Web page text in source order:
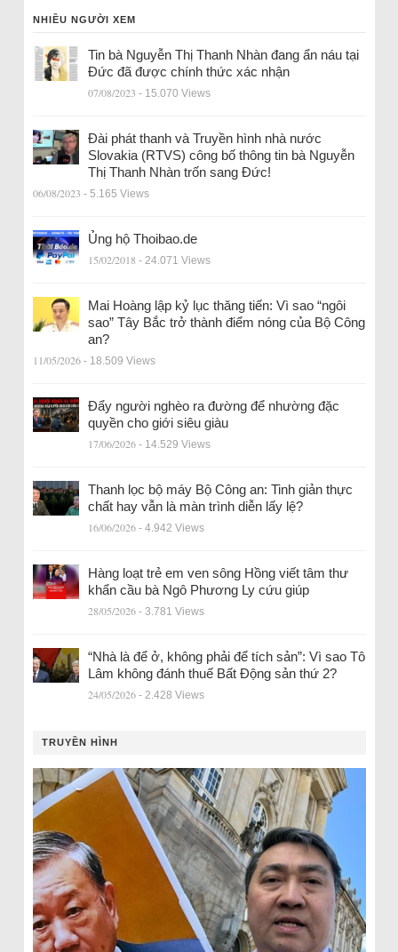
NHIỀU NGƯỜI XEM
Tin bà Nguyễn Thị Thanh Nhàn đang ẩn náu tại
Đức đã được chính thức xác nhận
07/08/2023 - 15.070 Views
Đài phát thanh và Truyền hình nhà nước
Slovakia (RTVS) công bố thông tin bà Nguyễn
Thị Thanh Nhàn trốn sang Đức!
06/08/2023 - 5.165 Views
Ủng hộ Thoibao.de
15/02/2018 - 24.071 Views
Mai Hoàng lập kỷ lục thăng tiến: Vì sao “ngôi
sao” Tây Bắc trở thành điểm nóng của Bộ Công
an?
11/05/2026 - 18.509 Views
Đẩy người nghèo ra đường để nhường đặc
quyền cho giới siêu giàu
17/06/2026 - 14.529 Views
Thanh lọc bộ máy Bộ Công an: Tinh giản thực
chất hay vẫn là màn trình diễn lấy lệ?
16/06/2026 - 4.942 Views
Hàng loạt trẻ em ven sông Hồng viết tâm thư
khẩn cầu bà Ngô Phương Ly cứu giúp
28/05/2026 - 3.781 Views
“Nhà là để ở, không phải để tích sản”: Vì sao Tô
Lâm không đánh thuế Bất Động sản thứ 2?
24/05/2026 - 2.428 Views
TRUYỀN HÌNH